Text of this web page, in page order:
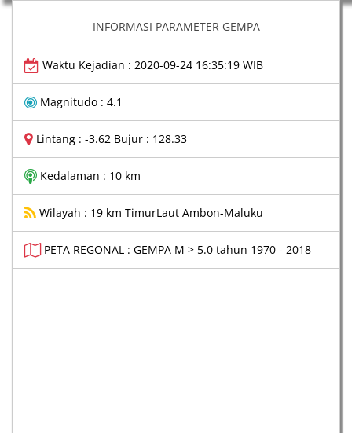
INFORMASI PARAMETER GEMPA
Waktu Kejadian : 2020-09-24 16:35:19 WIB
Magnitudo : 4.1
Lintang : -3.62 Bujur : 128.33
Kedalaman : 10 km
Wilayah : 19 km TimurLaut Ambon-Maluku
PETA REGONAL : GEMPA M > 5.0 tahun 1970 - 2018